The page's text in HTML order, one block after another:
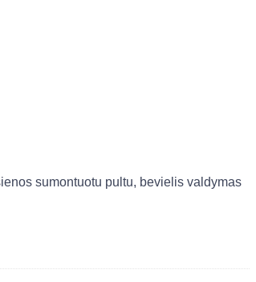
sumontuotu pultu, bevielis valdymas